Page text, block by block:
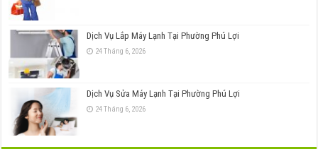
Dịch Vụ Lắp Máy Lạnh Tại Phường Phú Lợi
24 Tháng 6, 2026
Dịch Vụ Sửa Máy Lạnh Tại Phường Phú Lợi
24 Tháng 6, 2026